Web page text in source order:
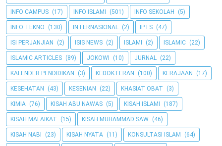
INFO CAMPUS (17) INFO ISLAMI (501) INFO SEKOLAH (5)
INFO TEKNO (130) INTERNASIONAL (2) IPTS (47)
ISI PERJANJIAN (2) ISIS NEWS (2) ISLAMI (2) ISLAMIC (22)
ISLAMIC ARTICLES (89) JOKOWI (10) JURNAL (22)
KALENDER PENDIDIKAN (3) KEDOKTERAN (100) KERAJAAN (17)
KESEHATAN (43) KESENIAN (22) KHASIAT OBAT (3)
KIMIA (76) KISAH ABU NAWAS (5) KISAH ISLAMI (187)
KISAH MALAIKAT (15) KISAH MUHAMMAD SAW (46)
KISAH NABI (23) KISAH NYATA (11) KONSULTASI ISLAM (64)